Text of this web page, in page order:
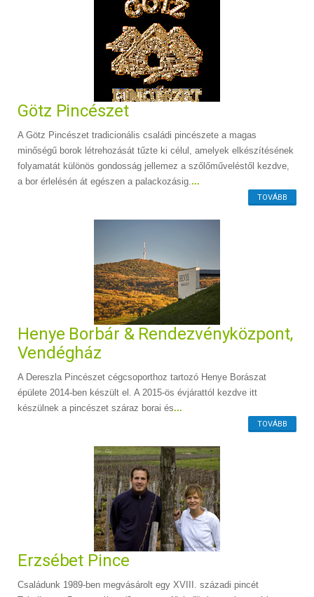
Götz Pincészet
A Götz Pincészet tradicionális családi pincészete a magas
minőségű borok létrehozását tűzte ki célul, amelyek elkészítésének
folyamatát különös gondosság jellemez a szőlőműveléstől kezdve,
a bor érlelésén át egészen a palackozásig. ...
TOVÁBB
Henye Borbár & Rendezvényközpont,
Vendégház
A Dereszla Pincészet cégcsoporthoz tartozó Henye Borászat
épülete 2014-ben készült el. A 2015-ös évjárattól kezdve itt
készülnek a pincészet száraz borai és...
TOVÁBB
Erzsébet Pince
Családunk 1989-ben megvásárolt egy XVIII. századi pincét